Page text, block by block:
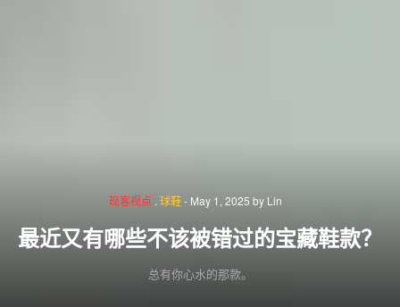
现客视点 . 球鞋- May 1, 2025 by Lin
最近又有哪些不该被错过的宝藏鞋款？
总有你心水的那款。